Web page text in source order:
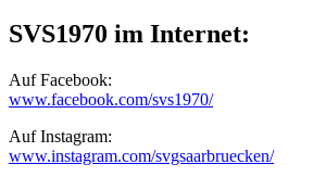
SVS1970 im Internet:
Auf Facebook:
www.facebook.com/svs1970/
Auf Instagram:
www.instagram.com/svgsaarbruecken/